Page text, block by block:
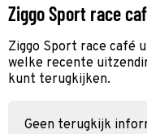
Ziggo Sport race
Ziggo Sport race café
welke recente
kunt terugkijken.
Geen terugkijk